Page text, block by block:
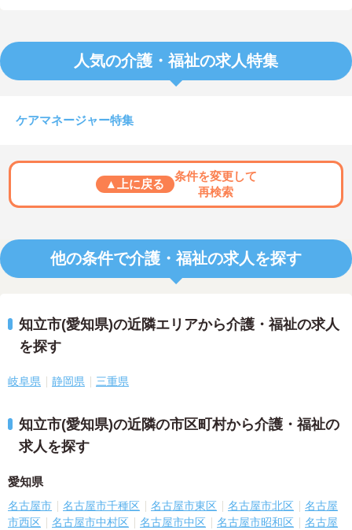
人気の介護・福祉の求人特集
ケアマネージャー特集
▲上に戻る
条件を変更して
再検索
他の条件で介護・福祉の求人を探す
知立市(愛知県)の近隣エリアから介護・福祉の求人
を探す
岐阜県 静岡県 三重県
知立市(愛知県)の近隣の市区町村から介護・福祉の
求人を探す
愛知県
名古屋市 名古屋市千種区 名古屋市東区 名古屋市北区
名古屋
市西区
名古屋市中村区 名古屋市中区 名古屋市昭和区
名古屋